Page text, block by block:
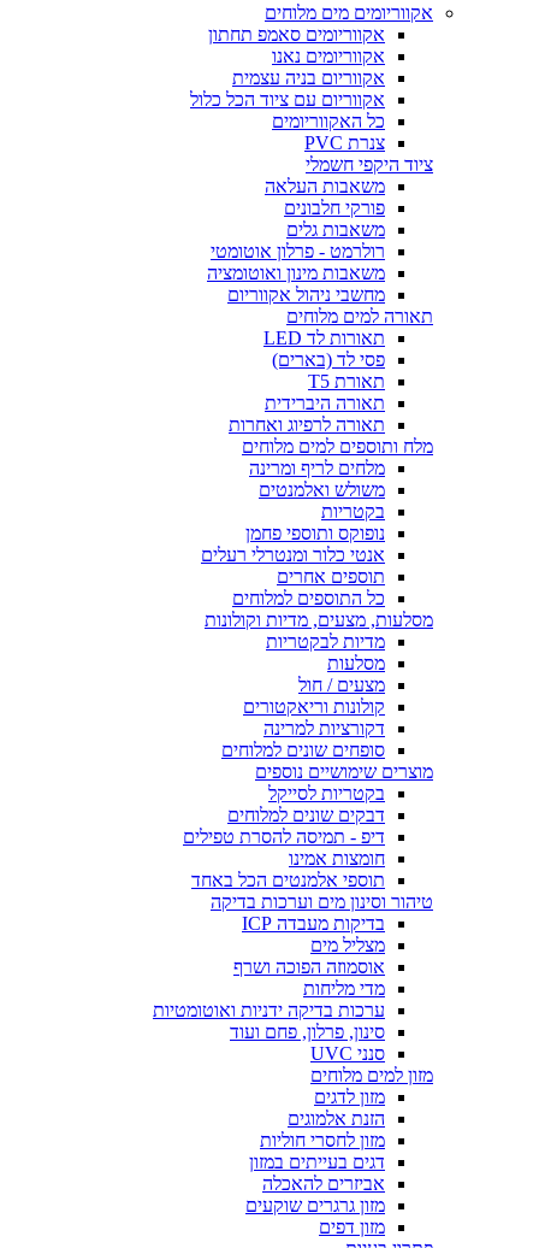
אקווריומים מים מלוחים
אקווריומים סאמפ תחתון
אקווריומים נאנו
אקווריום בניה עצמית
אקווריום עם ציוד הכל כלול
כל האקווריומים
צנרת PVC
ציוד היקפי חשמלי
משאבות העלאה
פורקי חלבונים
משאבות גלים
רולרמט - פרלון אוטומטי
משאבות מינון ואוטומציה
מחשבי ניהול אקווריום
תאורה למים מלוחים
תאורות לד LED
פסי לד (בארים)
תאורת T5
תאורה היברידית
תאורה לרפיוג ואחרות
מלח ותוספים למים מלוחים
מלחים לריף ומרינה
משולש ואלמנטים
בקטריות
נופוקס ותוספי פחמן
אנטי כלור ומנטרלי רעלים
תוספים אחרים
כל התוספים למלוחים
מסלעות, מצעים, מדיות וקולונות
מדיות לבקטריות
מסלעות
מצעים / חול
קולונות וריאקטורים
דקורציות למרינה
סופחים שונים למלוחים
מוצרים שימושיים נוספים
בקטריות לסייקל
דבקים שונים למלוחים
דיפ - תמיסה להסרת טפילים
חומצות אמינו
תוספי אלמנטים הכל באחד
טיהור וסינון מים וערכות בדיקה
בדיקות מעבדה ICP
מצליל מים
אוסמוזה הפוכה ושרף
מדי מליחות
ערכות בדיקה ידניות ואוטומטיות
סינון, פרלון, פחם ועוד
סנני UVC
מזון למים מלוחים
מזון לדגים
הזנת אלמוגים
מזון לחסרי חוליות
דגים בעייתים במזון
אביזרים להאכלה
מזון גרגרים שוקעים
מזון דפים